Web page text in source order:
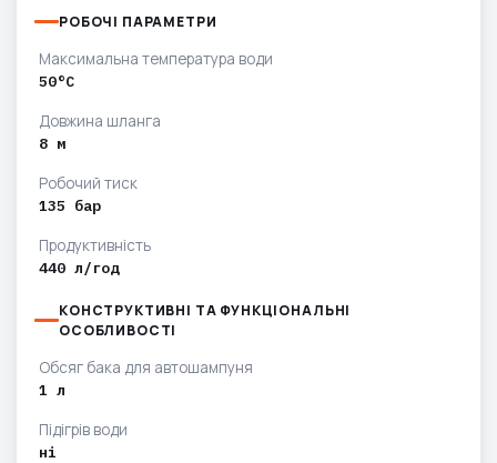
РОБОЧІ ПАРАМЕТРИ
Максимальна температура води
50°C
Довжина шланга
8 м
Робочий тиск
135 бар
Продуктивність
440 л/год
КОНСТРУКТИВНІ ТА ФУНКЦІОНАЛЬНІ
ОСОБЛИВОСТІ
Обсяг бака для автошампуня
1 л
Підігрів води
ні